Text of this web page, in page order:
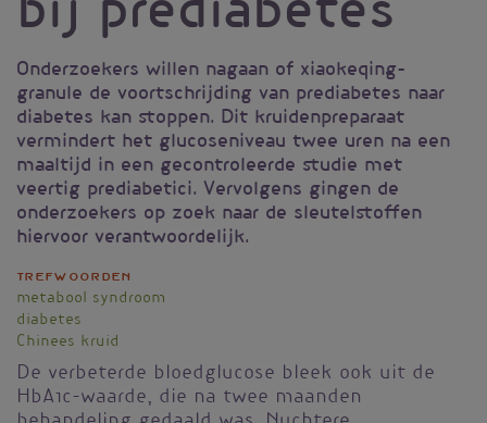
bij prediabetes
Onderzoekers willen nagaan of xiaokeqing-
granule de voortschrijding van prediabetes naar
diabetes kan stoppen. Dit kruidenpreparaat
vermindert het glucoseniveau twee uren na een
maaltijd in een gecontroleerde studie met
veertig prediabetici. Vervolgens gingen de
onderzoekers op zoek naar de sleutelstoffen
hiervoor verantwoordelijk.
Trefwoorden
metabool syndroom
diabetes
Chinees kruid
De verbeterde bloedglucose bleek ook uit de
HbA1c-waarde, die na twee maanden